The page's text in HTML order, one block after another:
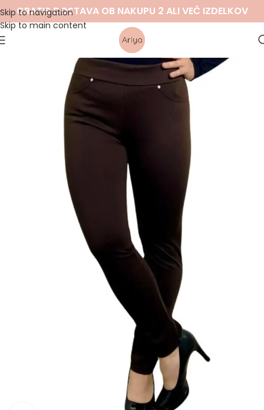
Skip to navigation
Skip to main content
GRATIS DOSTAVA OB NAKUPU 2 ALI VEČ IZDELKOV